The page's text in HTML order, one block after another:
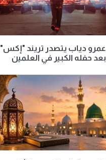
عمرو دياب يتصدر تريند "إكس"
بعد حفله الكبير في العلمين